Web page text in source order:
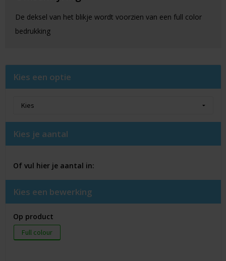
De deksel van het blikje wordt voorzien van een full color
bedrukking
Kies een optie
Kies je aantal
Of vul hier je aantal in:
Kies een bewerking
Op product
Full colour